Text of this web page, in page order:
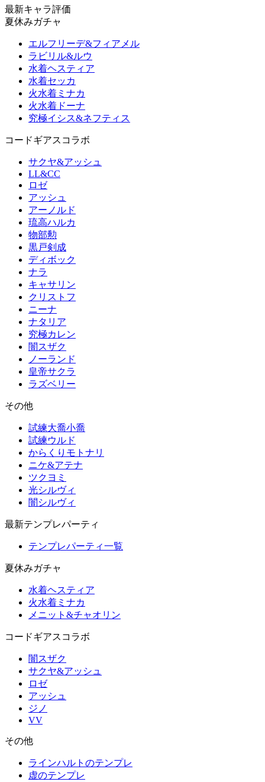
最新キャラ評価
夏休みガチャ
エルフリーデ&フィアメル
ラビリル&ルウ
水着ヘスティア
水着セッカ
火水着ミナカ
火水着ドーナ
究極イシス&ネフティス
コードギアスコラボ
サクヤ&アッシュ
LL&CC
ロゼ
アッシュ
アーノルド
琉高ハルカ
物部勲
黒戸剣成
ディボック
ナラ
キャサリン
クリストフ
ニーナ
ナタリア
究極カレン
闇スザク
ノーランド
皇帝サクラ
ラズベリー
その他
試練大喬小喬
試練ウルド
からくりモトナリ
ニケ&アテナ
ツクヨミ
光シルヴィ
闇シルヴィ
最新テンプレパーティ
テンプレパーティ一覧
夏休みガチャ
水着ヘスティア
火水着ミナカ
メニット&チャオリン
コードギアスコラボ
闇スザク
サクヤ&アッシュ
ロゼ
アッシュ
ジノ
VV
その他
ラインハルトのテンプレ
虚のテンプレ